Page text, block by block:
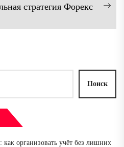
стратегия Форекс
Поиск
организовать учёт без лишних